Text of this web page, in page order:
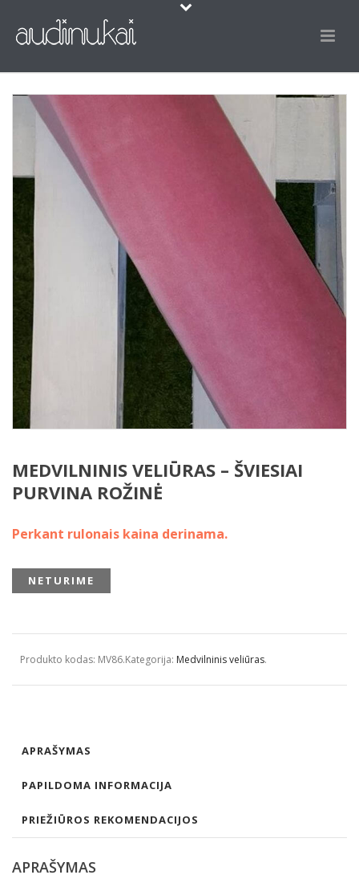
MEDVILNINIS VELIŪRAS – ŠVIESIAI
PURVINA ROŽINĖ
Perkant rulonais kaina derinama.
NETURIME
Produkto kodas: MV86.Kategorija: Medvilninis veliūras.
APRAŠYMAS
PAPILDOMA INFORMACIJA
PRIEŽIŪROS REKOMENDACIJOS
APRAŠYMAS